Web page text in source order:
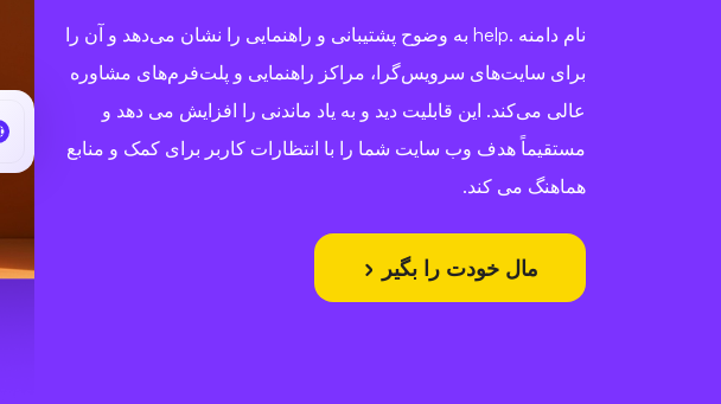
نام دامنه .help به وضوح پشتیبانی و راهنمایی را نشان می‌دهد و آن را
برای سایت‌های سرویس‌گرا، مراکز راهنمایی و پلت‌فرم‌های مشاوره
عالی می‌کند. این قابلیت دید و به یاد ماندنی را افزایش می دهد و
مستقیماً هدف وب سایت شما را با انتظارات کاربر برای کمک و منابع
هماهنگ می کند.
مال خودت را بگیر